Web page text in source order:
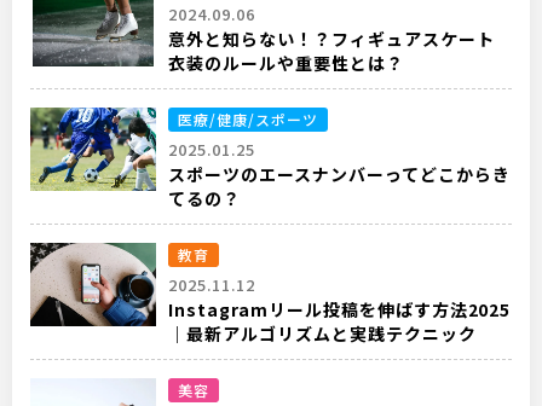
2024.09.06
意外と知らない！？フィギュアスケート
衣装のルールや重要性とは？
医療/健康/スポーツ
2025.01.25
スポーツのエースナンバーってどこからき
てるの？
教育
2025.11.12
Instagramリール投稿を伸ばす方法2025
｜最新アルゴリズムと実践テクニック
美容